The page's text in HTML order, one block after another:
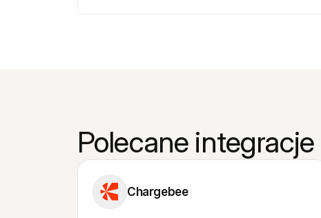
Polecane integracje
Chargebee